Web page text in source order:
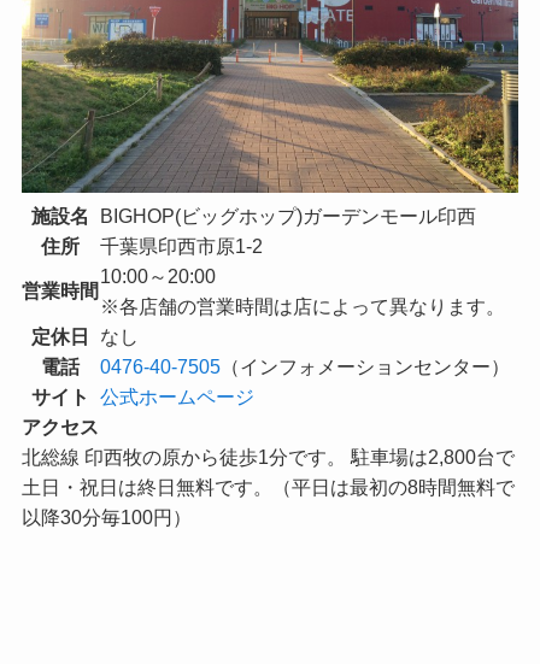
施設名
BIGHOP(ビッグホップ)ガーデンモール印西
住所
千葉県印西市原1-2
営業時間
10:00～20:00
※各店舗の営業時間は店によって異なります。
定休日
なし
電話
0476-40-7505（インフォメーションセンター）
サイト
公式ホームページ
アクセス
北総線 印西牧の原から徒歩1分です。 駐車場は2,800台で
土日・祝日は終日無料です。（平日は最初の8時間無料で
以降30分毎100円）